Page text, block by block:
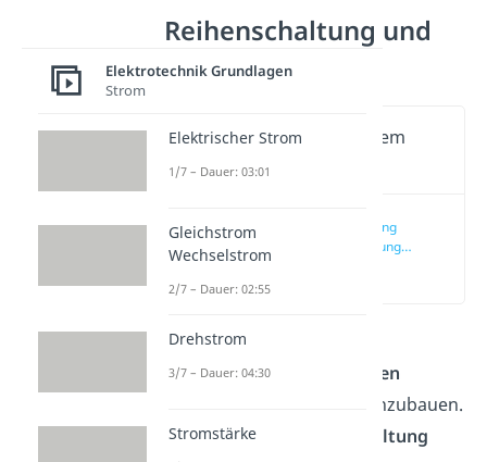
Reihenschaltung und
Parallelschaltung
Wichtige Inhalte in diesem
Video
Reihenschaltung
Parallelschaltung
Grundsätzlich gibt es
verschiedene
Möglichkeiten
Bauteile in Schaltungen einzubauen.
Sie können als
Reihenschaltung
Elektrotechnik Grundlagen
Strom
Elektrischer Strom
1/7 – Dauer: 03:01
Gleichstrom
Wechselstrom
2/7 – Dauer: 02:55
Drehstrom
3/7 – Dauer: 04:30
Stromstärke